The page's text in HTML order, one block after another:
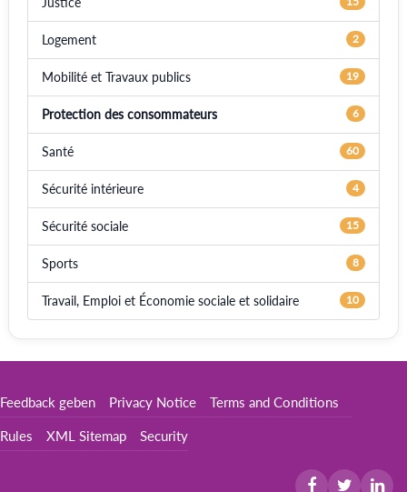
Logement 2
Mobilité et Travaux publics 19
Protection des consommateurs 6
Santé 60
Sécurité intérieure 4
Sécurité sociale 15
Sports 8
Travail, Emploi et Économie sociale et solidaire 10
Feedback geben Privacy Notice Terms and Conditions
Rules XML Sitemap Security